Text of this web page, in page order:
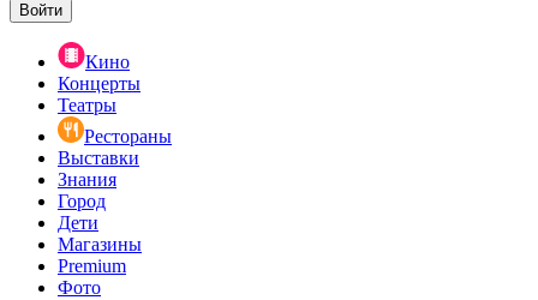
Войти
Кино
Концерты
Театры
Рестораны
Выставки
Знания
Город
Дети
Магазины
Premium
Фото